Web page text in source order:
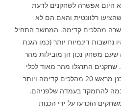
היום אפשרה לשחקנים לדעת
רלוונטית והאם הם לא
מהלכים קדימה. המחשב התחיל
נחשבות דינמיות יותר (כמו הגנת
משחק נכון הן מובילות מהר
שחקנים התרגלו מהר מאוד לכלי
החדש והיו צריכים להתחיל לתכנן מראש 20 מהלכים קדימה ויותר
להתמקד בעמדה שלפניהם.
הוכרעו על ידי הכנות